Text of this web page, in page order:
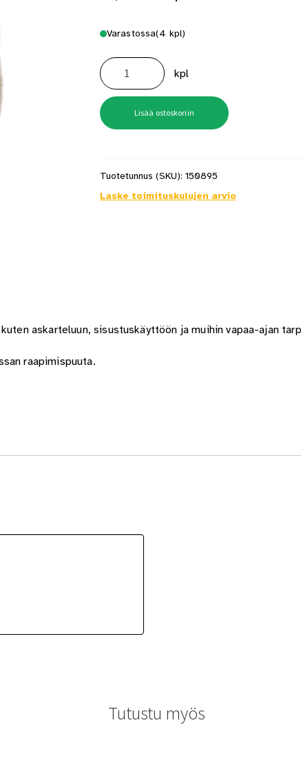
Varastossa(4 kpl)
Sisalköysi
10mm
x
15m
natural
määrä
kpl
Lisää ostoskoriin
Tuotetunnus (SKU): 150895
Laske toimituskulujen arvio
askarteluun, sisustuskäyttöön ja muihin vapaa-ajan
raapimispuuta.
Tutustu myös